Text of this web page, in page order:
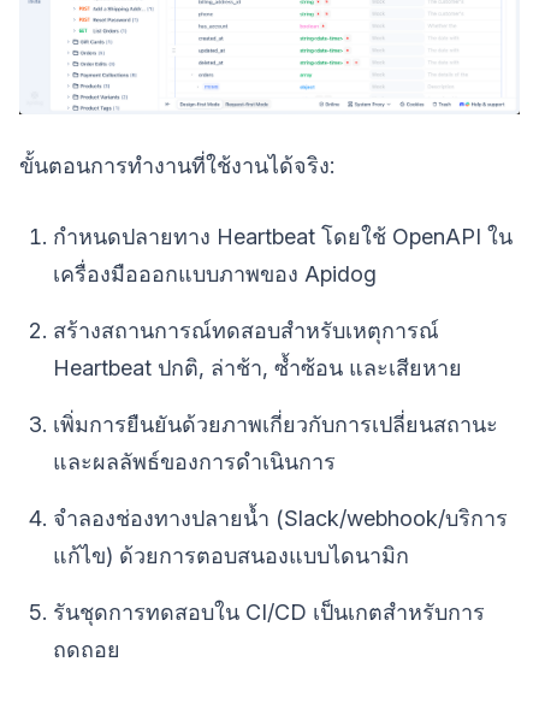
ขั้นตอนการทำงานที่ใช้งานได้จริง:
กำหนดปลายทาง Heartbeat โดยใช้ OpenAPI ใน
เครื่องมือออกแบบภาพของ Apidog
สร้างสถานการณ์ทดสอบสำหรับเหตุการณ์
Heartbeat ปกติ, ล่าช้า, ซ้ำซ้อน และเสียหาย
เพิ่มการยืนยันด้วยภาพเกี่ยวกับการเปลี่ยนสถานะ
และผลลัพธ์ของการดำเนินการ
จำลองช่องทางปลายน้ำ (Slack/webhook/บริการ
แก้ไข) ด้วยการตอบสนองแบบไดนามิก
รันชุดการทดสอบใน CI/CD เป็นเกตสำหรับการ
ถดถอย